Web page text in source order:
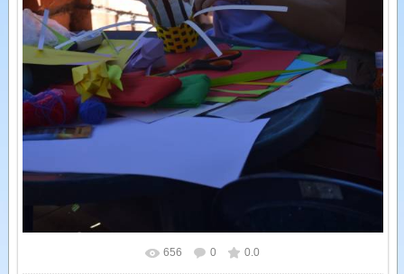
У реальному розмірі 1066x1600
656 0 0.0